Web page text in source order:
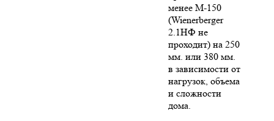
менее М-150
(Wienerberger
2.1НФ не
проходит) на 250
мм. или 380 мм.
в зависимости от
нагрузок, объема
и сложности
дома.